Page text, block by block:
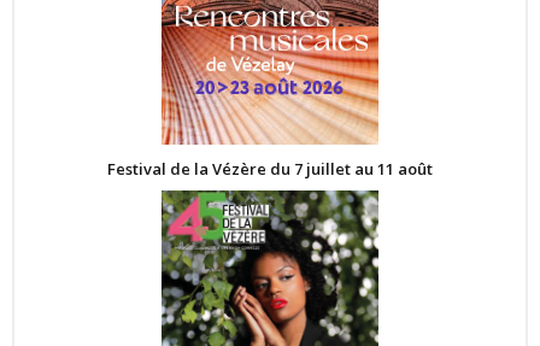
Festival de la Vézère du 7 juillet au 11 août